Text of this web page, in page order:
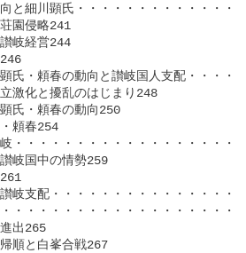
と細川顕氏・・・・・・・・・・・・・
侵略241
経営244
氏・頼春の動向と讃岐国人支配・・・・
化と擾乱のはじまり248
・頼春の動向250
春254
・・・・・・・・・・・・・・・・・・
国中の情勢259
岐支配・・・・・・・・・・・・・・・
・・・・・・・・・・・・・・・・・・
出265
と白峯合戦267